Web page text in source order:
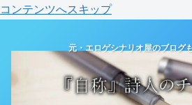
コンテンツへスキップ
元・エロゲシナリオ屋のブログ